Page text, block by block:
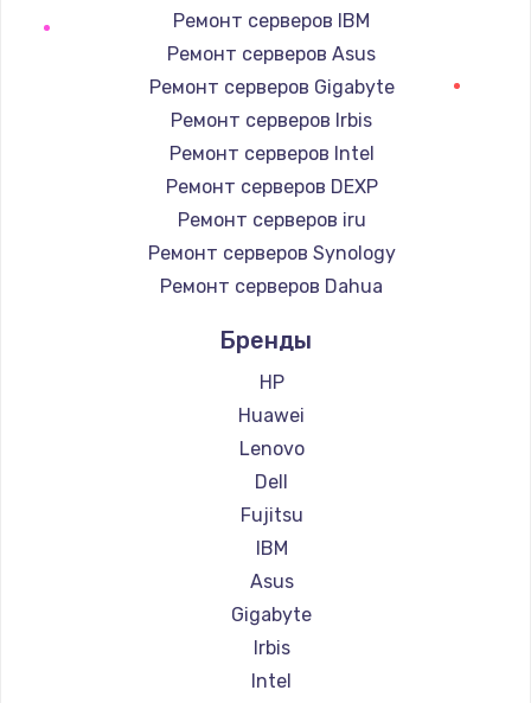
Ремонт серверов IBM
Ремонт серверов Asus
Ремонт серверов Gigabyte
Ремонт серверов Irbis
Ремонт серверов Intel
Ремонт серверов DEXP
Ремонт серверов iru
Ремонт серверов Synology
Ремонт серверов Dahua
Бренды
HP
Huawei
Lenovo
Dell
Fujitsu
IBM
Asus
Gigabyte
Irbis
Intel